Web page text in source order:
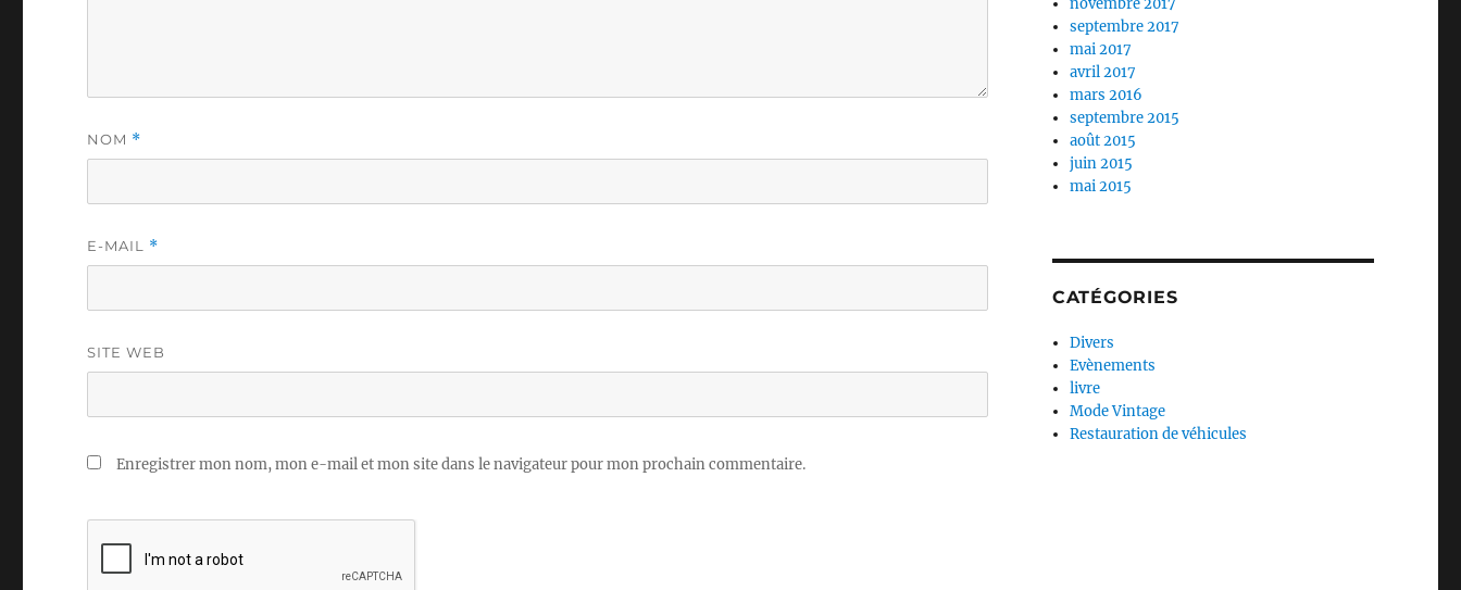
NOM *
E-MAIL *
SITE WEB
Enregistrer mon nom, mon e-mail et mon site dans le navigateur pour mon prochain commentaire.
novembre 2017
septembre 2017
mai 2017
avril 2017
mars 2016
septembre 2015
août 2015
juin 2015
mai 2015
CATÉGORIES
Divers
Evènements
livre
Mode Vintage
Restauration de véhicules